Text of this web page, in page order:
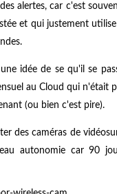
alertes, car c'est
et qui justement
idée de se qu'il se
au Cloud qui n'était
(ou bien c'est pire).
des caméras de
autonomie car 90